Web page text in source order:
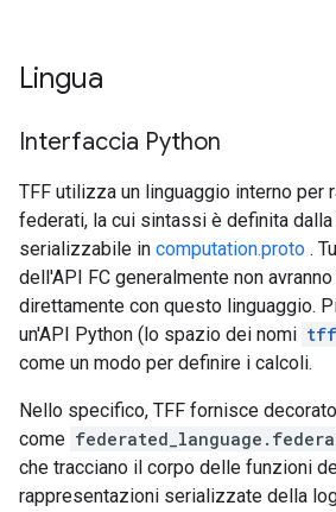
Lingua
Interfaccia Python
TFF utilizza un linguaggio interno per
federati, la cui sintassi è definita
serializzabile in computation.proto .
dell'API FC generalmente non
direttamente con questo linguaggio.
un'API Python (lo spazio dei nomi tff
come un modo per definire i calcoli.
Nello specifico, TFF fornisce
come
che tracciano il corpo delle funzioni
rappresentazioni serializzate della